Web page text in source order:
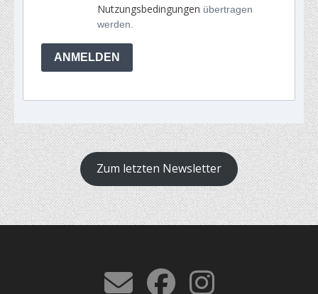
Nutzungsbedingungen übertragen
werden.
ANMELDEN
Zum letzten Newsletter